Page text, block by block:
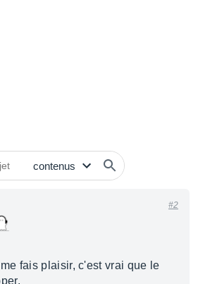
#2
fais plaisir, c'est vrai que le